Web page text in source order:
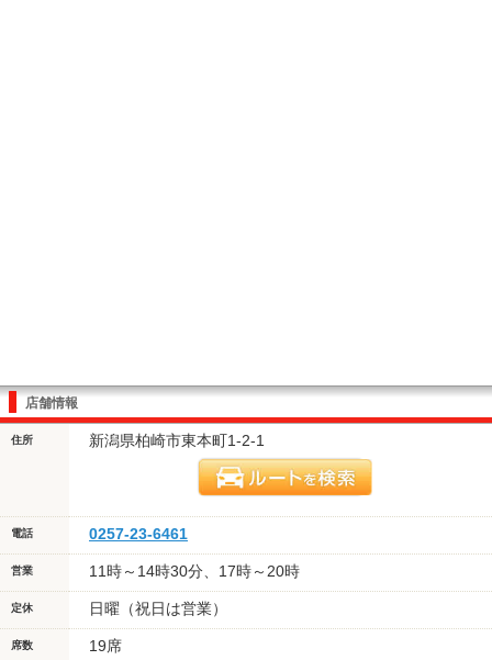
店舗情報
住所 新潟県柏崎市東本町1-2-1
電話 0257-23-6461
営業 11時～14時30分、17時～20時
定休 日曜（祝日は営業）
席数 19席